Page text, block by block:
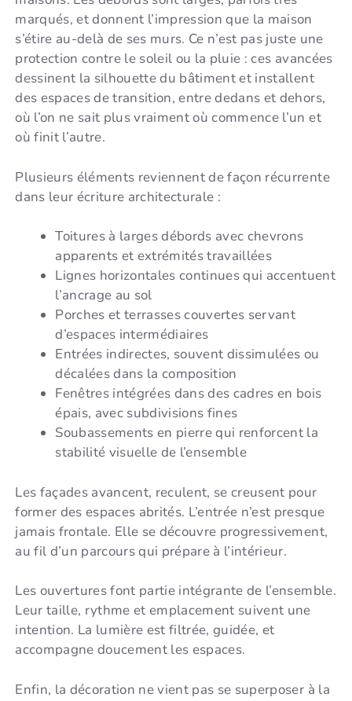
marqués, et donnent l’impression que la maison
s’étire au-delà de ses murs. Ce n’est pas juste une
protection contre le soleil ou la pluie : ces avancées
dessinent la silhouette du bâtiment et installent
des espaces de transition, entre dedans et dehors,
où l’on ne sait plus vraiment où commence l’un et
où finit l’autre.
Plusieurs éléments reviennent de façon récurrente
dans leur écriture architecturale :
Toitures à larges débords avec chevrons
apparents et extrémités travaillées
Lignes horizontales continues qui accentuent
l’ancrage au sol
Porches et terrasses couvertes servant
d’espaces intermédiaires
Entrées indirectes, souvent dissimulées ou
décalées dans la composition
Fenêtres intégrées dans des cadres en bois
épais, avec subdivisions fines
Soubassements en pierre qui renforcent la
stabilité visuelle de l’ensemble
Les façades avancent, reculent, se creusent pour
former des espaces abrités. L’entrée n’est presque
jamais frontale. Elle se découvre progressivement,
au fil d’un parcours qui prépare à l’intérieur.
Les ouvertures font partie intégrante de l’ensemble.
Leur taille, rythme et emplacement suivent une
intention. La lumière est filtrée, guidée, et
accompagne doucement les espaces.
Enfin, la décoration ne vient pas se superposer à la